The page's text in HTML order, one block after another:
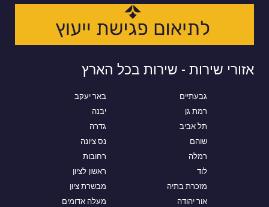
אזורי שירות - שירות בכל הארץ
גבעתיים
רמת גן
תל אביב
שוהם
רמלה
לוד
מזכרת בתיה
אור יהודה
באר יעקב
יבנה
גדרה
נס ציונה
רחובות
ראשון לציון
מבשרת ציון
מעלה אדומים